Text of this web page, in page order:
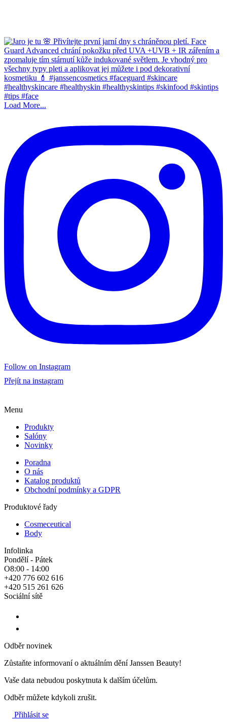
Load More...
Follow on Instagram
Přejít na instagram
Menu
Produkty
Salóny
Novinky
Poradna
O nás
Katalog produktů
Obchodní podmínky a GDPR
Produktové řady
Cosmeceutical
Body
Infolinka
Pondělí - Pátek
O8:00 - 14:00
+420 776 602 616
+420 515 261 626
Sociální sítě
Odběr novinek
Zůstaňte informovaní o aktuálním dění Janssen Beauty!
Vaše data nebudou poskytnuta k dalším účelům.
Odběr můžete kdykoli zrušit.
Přihlásit se